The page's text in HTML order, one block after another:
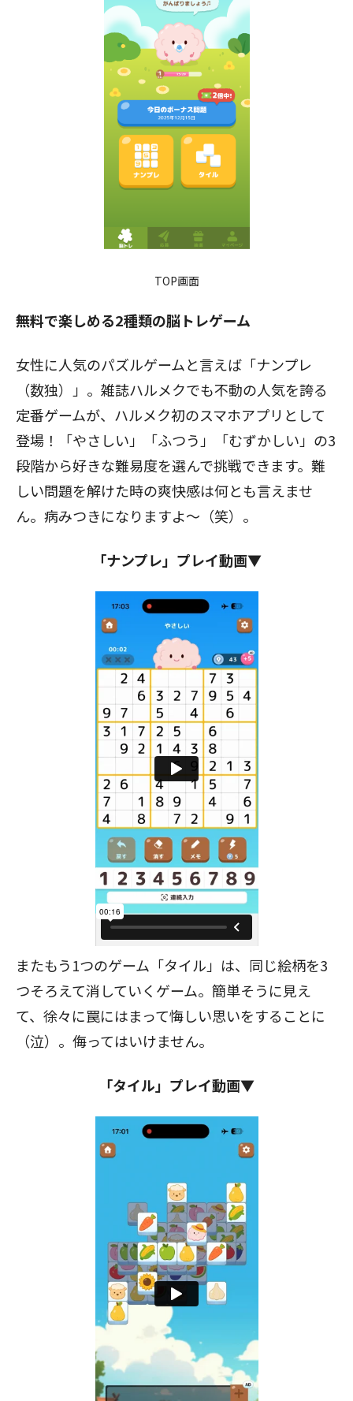
TOP画面
無料で楽しめる2種類の脳トレゲーム
女性に人気のパズルゲームと言えば「ナンプレ
（数独）」。雑誌ハルメクでも不動の人気を誇る
定番ゲームが、ハルメク初のスマホアプリとして
登場！「やさしい」「ふつう」「むずかしい」の3
段階から好きな難易度を選んで挑戦できます。難
しい問題を解けた時の爽快感は何とも言えませ
ん。病みつきになりますよ～（笑）。
「ナンプレ」プレイ動画▼
またもう1つのゲーム「タイル」は、同じ絵柄を3
つそろえて消していくゲーム。簡単そうに見え
て、徐々に罠にはまって悔しい思いをすることに
（泣）。侮ってはいけません。
「タイル」プレイ動画▼